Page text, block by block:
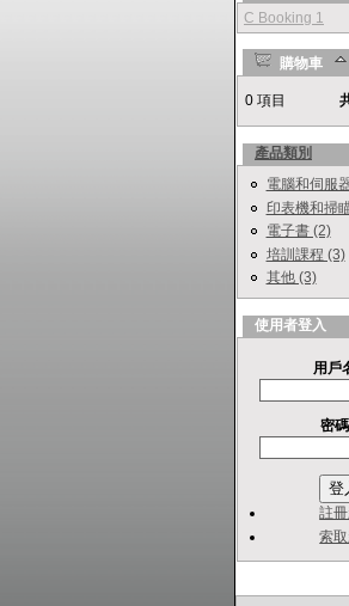
Event 2
購物車
0 項目
產品類別
電腦和伺服
印表機和掃
電子書 (2)
培訓課程 (3)
其他 (3)
使用者登入
用戶
密碼
註
索